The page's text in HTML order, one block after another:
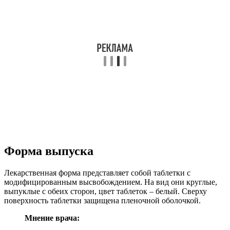
Форма выпуска
Лекарственная форма представляет собой таблетки с
модифицированным высвобождением. На вид они круглые,
выпуклые с обеих сторон, цвет таблеток – белый. Сверху
поверхность таблетки защищена пленочной оболочкой.
Мнение врача: